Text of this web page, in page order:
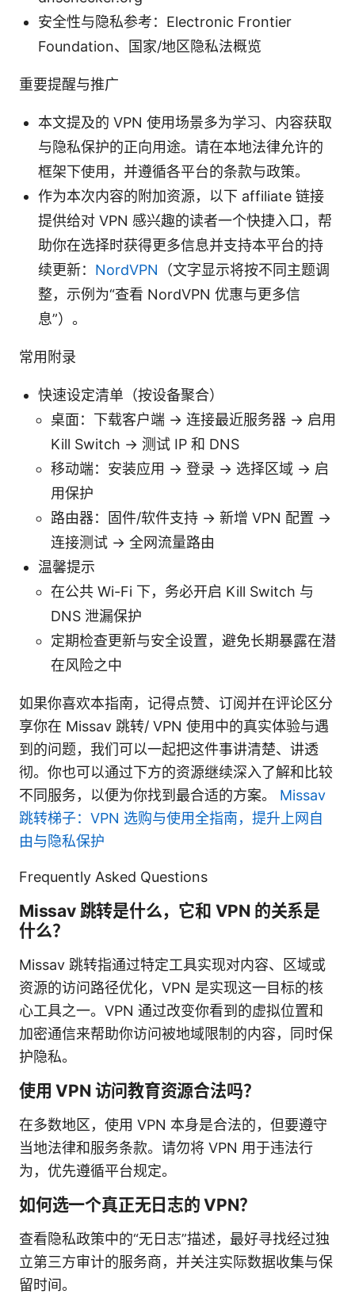
安全性与隐私参考：Electronic Frontier
Foundation、国家/地区隐私法概览
重要提醒与推广
本文提及的 VPN 使用场景多为学习、内容获取
与隐私保护的正向用途。请在本地法律允许的
框架下使用，并遵循各平台的条款与政策。
作为本次内容的附加资源，以下 affiliate 链接
提供给对 VPN 感兴趣的读者一个快捷入口，帮
助你在选择时获得更多信息并支持本平台的持
续更新： NordVPN （文字显示将按不同主题调
整，示例为“查看 NordVPN 优惠与更多信
息”）。
常用附录
快速设定清单（按设备聚合）
桌面：下载客户端 -> 连接最近服务器 -> 启用
Kill Switch -> 测试 IP 和 DNS
移动端：安装应用 -> 登录 -> 选择区域 -> 启
用保护
路由器：固件/软件支持 -> 新增 VPN 配置 ->
连接测试 -> 全网流量路由
温馨提示
在公共 Wi-Fi 下，务必开启 Kill Switch 与
DNS 泄漏保护
定期检查更新与安全设置，避免长期暴露在潜
在风险之中
如果你喜欢本指南，记得点赞、订阅并在评论区分
享你在 Missav 跳转/ VPN 使用中的真实体验与遇
到的问题，我们可以一起把这件事讲清楚、讲透
彻。你也可以通过下方的资源继续深入了解和比较
不同服务，以便为你找到最合适的方案。 Missav
跳转梯子：VPN 选购与使用全指南，提升上网自
由与隐私保护
Frequently Asked Questions
Missav 跳转是什么，它和 VPN 的关系是
什么？
Missav 跳转指通过特定工具实现对内容、区域或
资源的访问路径优化，VPN 是实现这一目标的核
心工具之一。VPN 通过改变你看到的虚拟位置和
加密通信来帮助你访问被地域限制的内容，同时保
护隐私。
使用 VPN 访问教育资源合法吗？
在多数地区，使用 VPN 本身是合法的，但要遵守
当地法律和服务条款。请勿将 VPN 用于违法行
为，优先遵循平台规定。
如何选一个真正无日志的 VPN？
查看隐私政策中的“无日志”描述，最好寻找经过独
立第三方审计的服务商，并关注实际数据收集与保
留时间。